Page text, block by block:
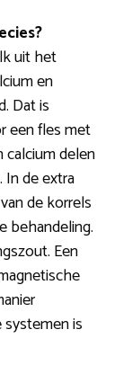
uit het
en
Dat is
een fles met
delen
de extra
de korrels
behandeling.
Een
is